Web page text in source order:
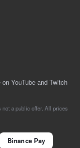
YouTube and Twitch
not a public offer. All prices
Binance Pay